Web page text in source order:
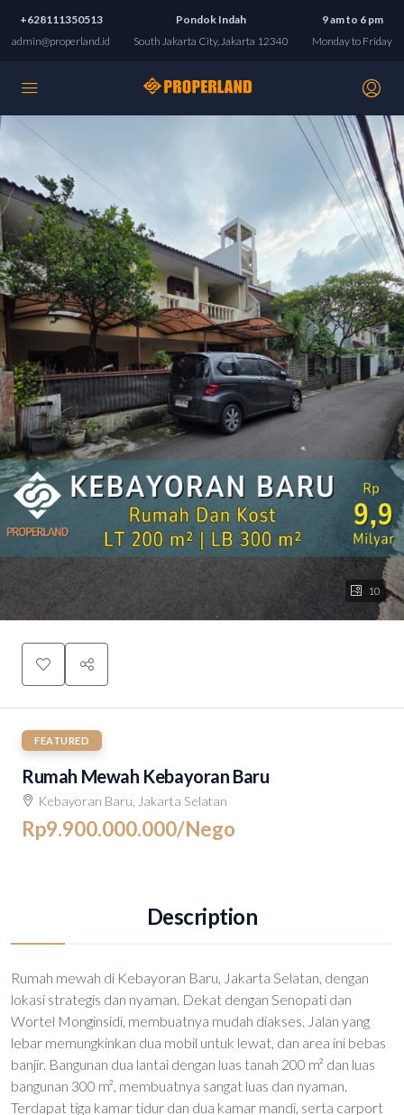
+628111350513
admin@properland.id
Pondok Indah
South Jakarta City, Jakarta 12340
9 am to 6 pm
Monday to Friday
10
FEATURED
Rumah Mewah Kebayoran Baru
Kebayoran Baru, Jakarta Selatan
Rp9.900.000.000/Nego
Description
Rumah mewah di Kebayoran Baru, Jakarta Selatan, dengan
lokasi strategis dan nyaman. Dekat dengan Senopati dan
Wortel Monginsidi, membuatnya mudah diakses. Jalan yang
lebar memungkinkan dua mobil untuk lewat, dan area ini bebas
banjir. Bangunan dua lantai dengan luas tanah 200 m² dan luas
bangunan 300 m², membuatnya sangat luas dan nyaman.
Terdapat tiga kamar tidur dan dua kamar mandi, serta carport